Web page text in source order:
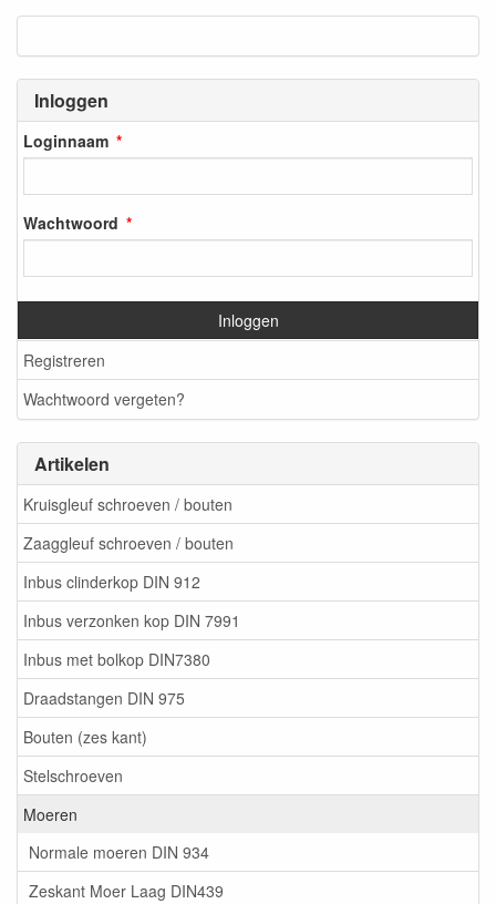
Inloggen
Loginnaam
Wachtwoord
Inloggen
Registreren
Wachtwoord vergeten?
Artikelen
Kruisgleuf schroeven / bouten
Zaaggleuf schroeven / bouten
Inbus clinderkop DIN 912
Inbus verzonken kop DIN 7991
Inbus met bolkop DIN7380
Draadstangen DIN 975
Bouten (zes kant)
Stelschroeven
Moeren
Normale moeren DIN 934
Zeskant Moer Laag DIN439